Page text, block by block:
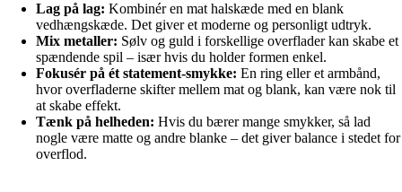
Lag på lag: Kombinér en mat halskæde med en blank
vedhængskæde. Det giver et moderne og personligt udtryk.
Mix metaller: Sølv og guld i forskellige overflader kan skabe et
spændende spil – især hvis du holder formen enkel.
Fokusér på ét statement-smykke: En ring eller et armbånd,
hvor overfladerne skifter mellem mat og blank, kan være nok til
at skabe effekt.
Tænk på helheden: Hvis du bærer mange smykker, så lad
nogle være matte og andre blanke – det giver balance i stedet for
overflod.